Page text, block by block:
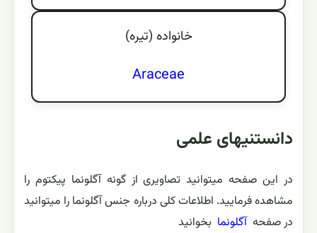
خانواده (تيره)
Araceae
دانستنیهای علمی
در این صفحه میتوانید تصاویری از گونه آگلونما پیکتوم را
مشاهده فرمایید. اطلاعات کلی درباره جنس آگلونما را میتوانید
در صفحه آگلونما بخوانید